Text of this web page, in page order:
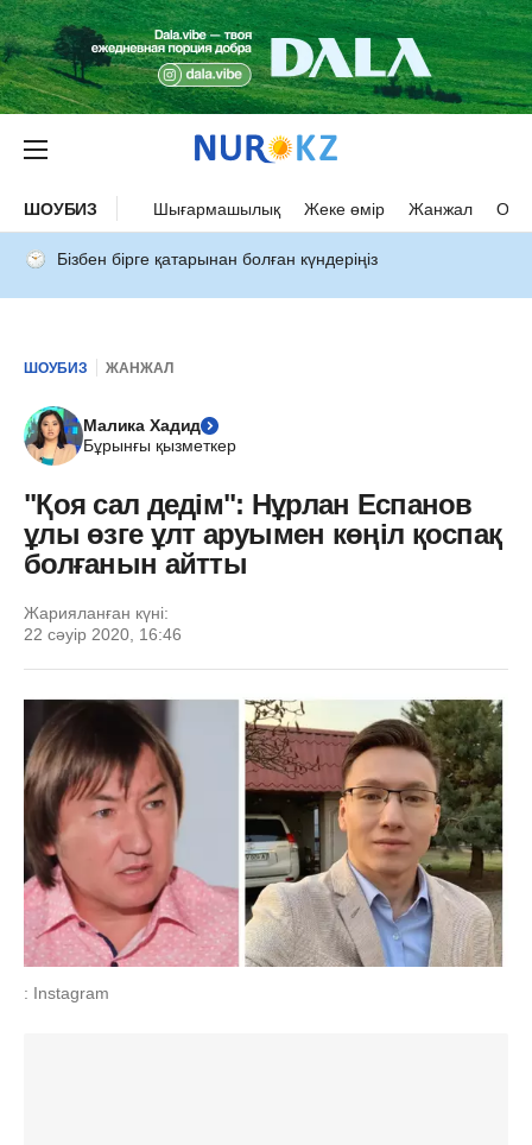
ШОУБИЗ Шығармашылық Жеке өмір Жанжал
Бізбен бірге қатарынан болған күндеріңіз
ШОУБИЗ ЖАНЖАЛ
Малика Хадид
Бұрынғы қызметкер
"Қоя сал дедім": Нұрлан Еспанов
ұлы өзге ұлт аруымен көңіл қоспақ
болғанын айтты
Жарияланған күні:
22 сәуір 2020, 16:46
: Instagram